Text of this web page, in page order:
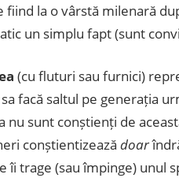
fiind la o vârstă milenară
un simplu fapt (sunt
(cu fluturi sau furnici)
facă saltul pe generația
nu sunt conștienți de
conștientizează doar
îi trage (sau împinge) unul